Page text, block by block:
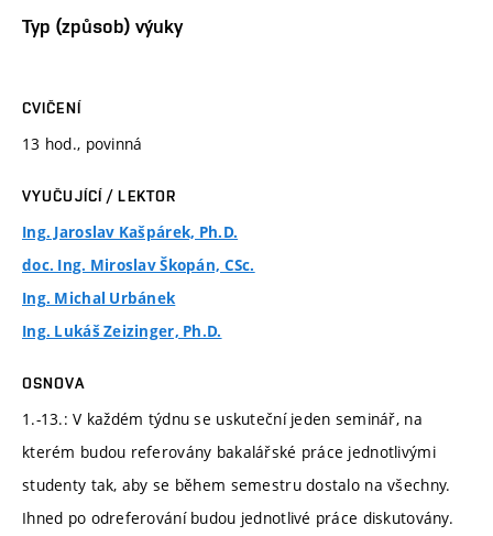
Typ (způsob) výuky
CVIČENÍ
13 hod., povinná
VYUČUJÍCÍ / LEKTOR
Ing. Jaroslav Kašpárek, Ph.D.
doc. Ing. Miroslav Škopán, CSc.
Ing. Michal Urbánek
Ing. Lukáš Zeizinger, Ph.D.
OSNOVA
1.-13.: V každém týdnu se uskuteční jeden seminář, na
kterém budou referovány bakalářské práce jednotlivými
studenty tak, aby se během semestru dostalo na všechny.
Ihned po odreferování budou jednotlivé práce diskutovány.